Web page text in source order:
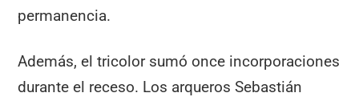
permanencia.
Además, el tricolor sumó once incorporaciones
durante el receso. Los arqueros Sebastián